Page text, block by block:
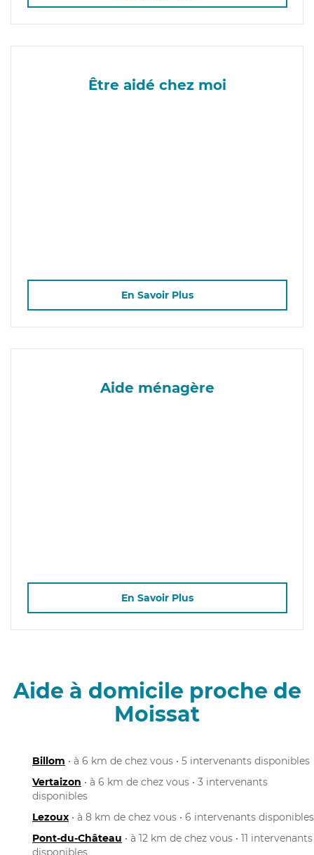
Être aidé chez moi
En Savoir Plus
Aide ménagère
En Savoir Plus
Aide à domicile proche de
Moissat
Billom • à 6 km de chez vous • 5 intervenants disponibles
Vertaizon • à 6 km de chez vous • 3 intervenants
disponibles
Lezoux • à 8 km de chez vous • 6 intervenants disponibles
Pont-du-Château • à 12 km de chez vous • 11 intervenants
disponibles